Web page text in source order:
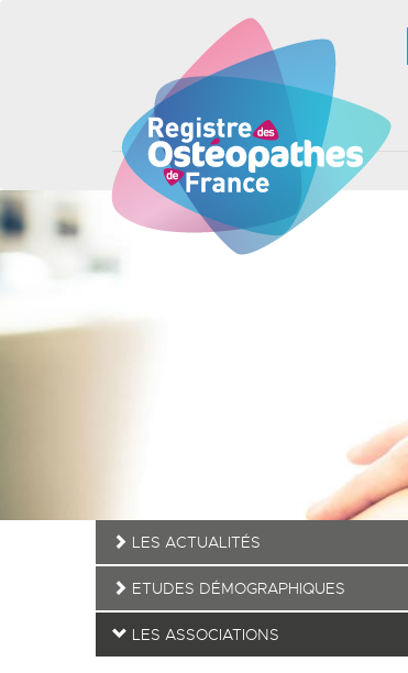
LES ACTUALITÉS
ETUDES DÉMOGRAPHIQUES
LES ASSOCIATIONS